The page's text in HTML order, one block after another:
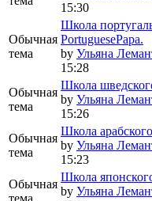
15:30
Обычная
тема
Школа
PortuguesePapa.
by Ульяна
15:28
Обычная
тема
Школа
by Ульяна
15:26
Обычная
тема
Школа
by Ульяна
15:23
Обычная
Школа
by Ульяна